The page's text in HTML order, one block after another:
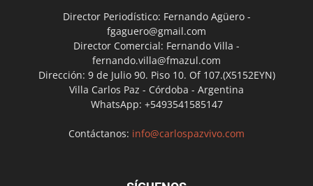
Director Periodístico: Fernando Agüero -
fgaguero@gmail.com
Director Comercial: Fernando Villa -
fernando.villa@fmazul.com
Dirección: 9 de Julio 90. Piso 10. Of 107.(X5152EYN)
Villa Carlos Paz - Córdoba - Argentina
WhatsApp: +5493541585147
Contáctanos: info@carlospazvivo.com